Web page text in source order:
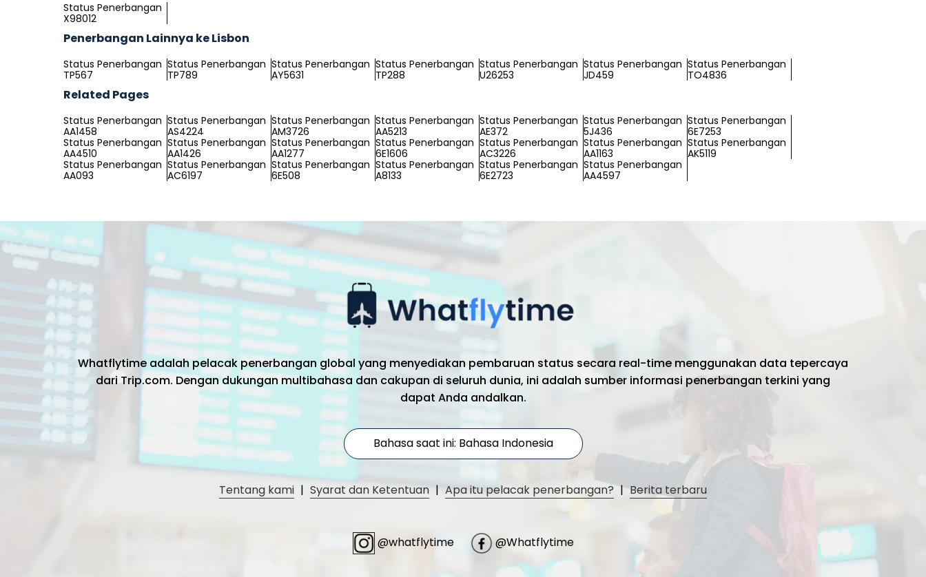
Status Penerbangan
X98012
Penerbangan Lainnya ke Lisbon
Status Penerbangan
TP567
Status Penerbangan
TP789
Status Penerbangan
AY5631
Status Penerbangan
TP288
Status Penerbangan
U26253
Status Penerbangan
JD459
Status Penerbangan
TO4836
Related Pages
Status Penerbangan
AA1458
Status Penerbangan
AS4224
Status Penerbangan
AM3726
Status Penerbangan
AA5213
Status Penerbangan
AE372
Status Penerbangan
5J436
Status Penerbangan
6E7253
Status Penerbangan
AA4510
Status Penerbangan
AA1426
Status Penerbangan
AA1277
Status Penerbangan
6E1606
Status Penerbangan
AC3226
Status Penerbangan
AA1163
Status Penerbangan
AK5119
Status Penerbangan
AA093
Status Penerbangan
AC6197
Status Penerbangan
6E508
Status Penerbangan
A8133
Status Penerbangan
6E2723
Status Penerbangan
AA4597
Whatflytime adalah pelacak penerbangan global yang menyediakan pembaruan status secara real-time menggunakan data tepercaya
dari Trip.com. Dengan dukungan multibahasa dan cakupan di seluruh dunia, ini adalah sumber informasi penerbangan terkini yang
dapat Anda andalkan.
Bahasa saat ini: Bahasa Indonesia
Tentang kami | Syarat dan Ketentuan | Apa itu pelacak penerbangan? | Berita terbaru
@whatflytime @Whatflytime